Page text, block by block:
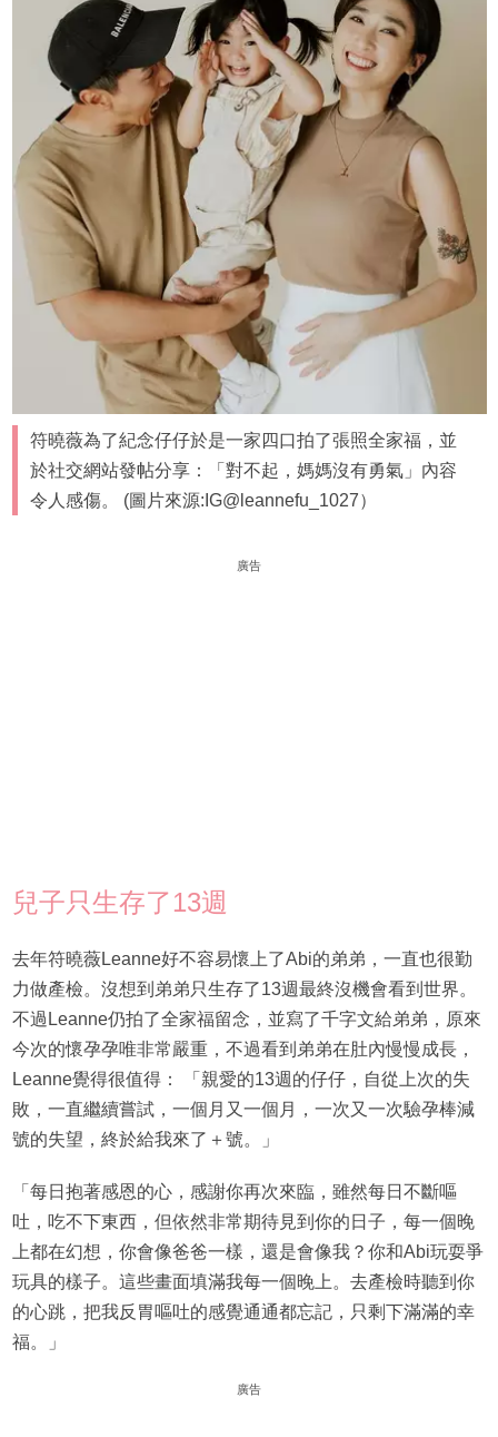
符曉薇為了紀念仔仔於是一家四口拍了張照全家福，並
於社交網站發帖分享：「對不起，媽媽沒有勇氣」內容
令人感傷。 (圖片來源:IG@leannefu_1027）
廣告
兒子只生存了13週
去年符曉薇Leanne好不容易懷上了Abi的弟弟，一直也很勤
力做產檢。沒想到弟弟只生存了13週最終沒機會看到世界。
不過Leanne仍拍了全家福留念，並寫了千字文給弟弟，原來
今次的懷孕孕唯非常嚴重，不過看到弟弟在肚內慢慢成長，
Leanne覺得很值得： 「親愛的13週的仔仔，自從上次的失
敗，一直繼續嘗試，一個月又一個月，一次又一次驗孕棒減
號的失望，終於給我來了＋號。」
「每日抱著感恩的心，感謝你再次來臨，雖然每日不斷嘔
吐，吃不下東西，但依然非常期待見到你的日子，每一個晚
上都在幻想，你會像爸爸一樣，還是會像我？你和Abi玩耍爭
玩具的樣子。這些畫面填滿我每一個晚上。去產檢時聽到你
的心跳，把我反胃嘔吐的感覺通通都忘記，只剩下滿滿的幸
福。」
廣告